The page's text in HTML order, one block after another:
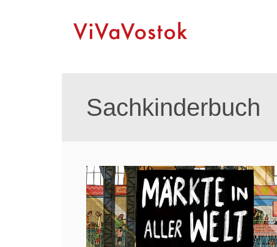
Sachkinderbuch